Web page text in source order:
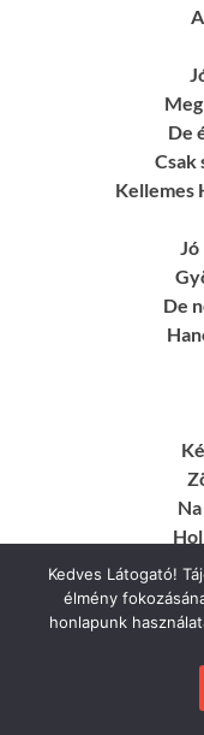
De
Csak
Kellemes
Jó
De
Kedves Látogató!
élmény
honlapunk